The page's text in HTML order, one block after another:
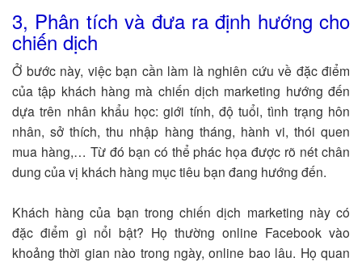
3, Phân tích và đưa ra định hướng cho
chiến dịch
Ở bước này, việc bạn cần làm là nghiên cứu về đặc điểm
của tập khách hàng mà chiến dịch marketing hướng đến
dựa trên nhân khẩu học: giới tính, độ tuổi, tình trạng hôn
nhân, sở thích, thu nhập hàng tháng, hành vi, thói quen
mua hàng,… Từ đó bạn có thể phác họa được rõ nét chân
dung của vị khách hàng mục tiêu bạn đang hướng đến.
Khách hàng của bạn trong chiến dịch marketing này có
đặc điểm gì nổi bật? Họ thường online Facebook vào
khoảng thời gian nào trong ngày, online bao lâu. Họ quan